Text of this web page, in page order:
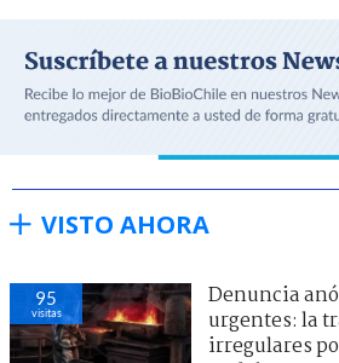
VISTO AHORA
95
visitas
Denuncia
urgentes: la
irregulares